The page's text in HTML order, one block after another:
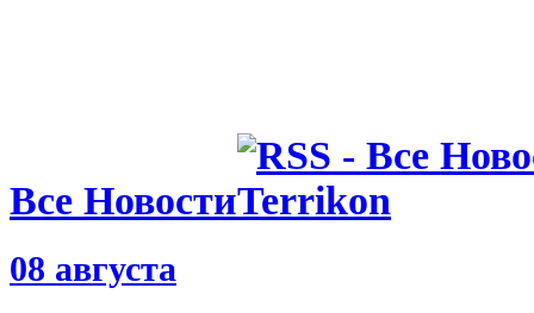
Все Новости
08 августа